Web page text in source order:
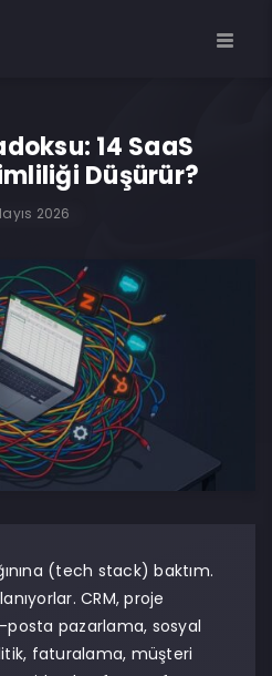
14 SaaS
Düşürür?
2026
(tech stack) baktım.
CRM, proje
pazarlama, sosyal
faturalama, müşteri